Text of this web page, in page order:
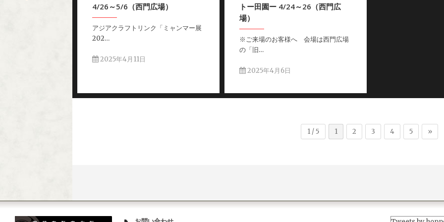
4/26～5/6（西門広場）
アジアクラフトリンク「ミャンマー展
202…
2025年4月11日
トー田園ー 4/24～26（西門広
場）
※ご来場のお客様へ 会場は西門広場
の「旧…
2025年4月6日
1 / 5 1 2 3 4 5 »